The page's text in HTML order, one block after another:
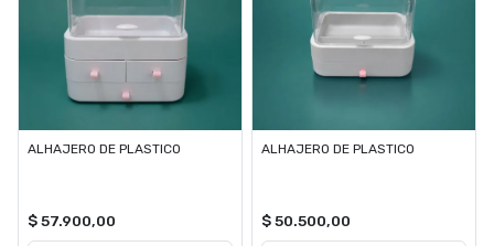
ALHAJERO DE PLASTICO
$ 57.900,00
ALHAJERO DE PLASTICO
$ 50.500,00